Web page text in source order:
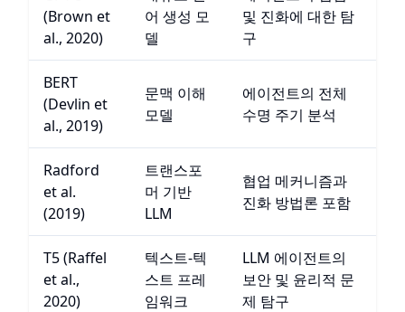
(Brown et
al., 2020)
어 생성 모
델
및 진화에 대한 탐
구
BERT
(Devlin et
al., 2019)
문맥 이해
모델
에이전트의 전체
수명 주기 분석
Radford
et al.
(2019)
트랜스포
머 기반
LLM
협업 메커니즘과
진화 방법론 포함
T5 (Raffel
et al.,
2020)
텍스트-텍
스트 프레
임워크
LLM 에이전트의
보안 및 윤리적 문
제 탐구